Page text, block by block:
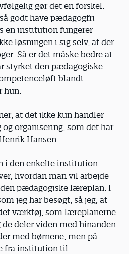
gør det en forskel.
godt have pædagogfri
en institution fungerer
løsningen i sig selv, at der
Så er det måske bedre at
styrket den pædagogiske
blandt
hun.
at det ikke kun handler
organisering, som det har
Hansen.
i den enkelte institution
hvordan man vil arbejde
pædagogiske læreplan. I
jeg har besøgt, så jeg, at
værktøj, som læreplanerne
de deler viden med hinanden
med børnene, men på
fra institution til